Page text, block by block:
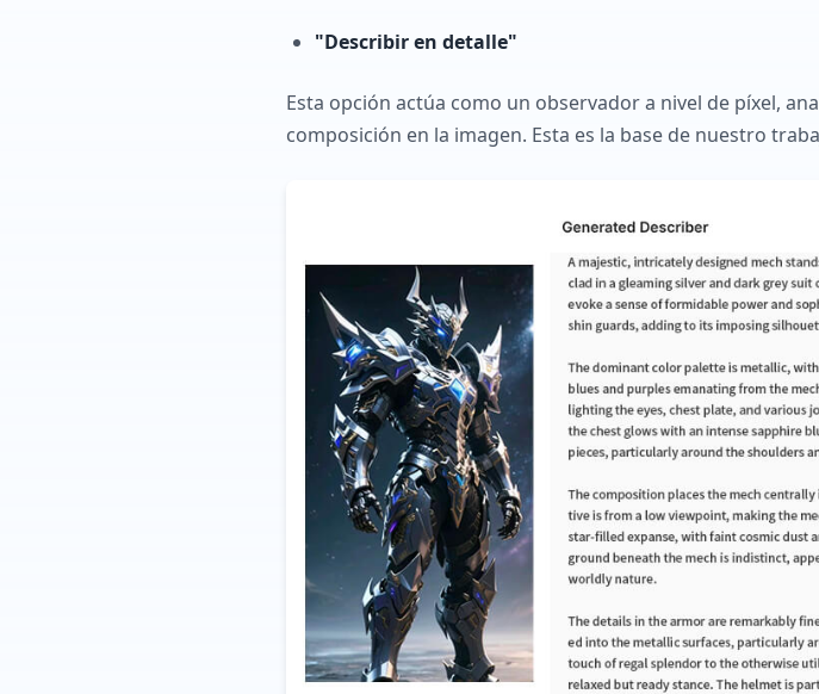
"Describir en detalle"
Esta opción actúa como un observador a nivel de píxel,
composición en la imagen. Esta es la base de nuestro